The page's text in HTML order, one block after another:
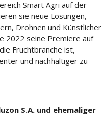
Smart Agri auf der
sie neue Lösungen,
Drohnen und Künstlicher
2022 seine Premiere auf
Fruchtbranche ist,
und nachhaltiger zu
S.A. und ehemaliger